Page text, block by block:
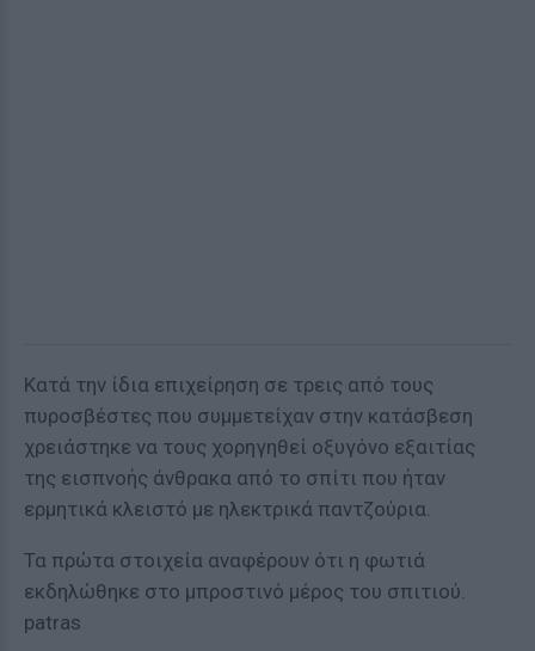
Κατά την ίδια επιχείρηση σε τρεις από τους
πυροσβέστες που συμμετείχαν στην κατάσβεση
χρειάστηκε να τους χορηγηθεί οξυγόνο εξαιτίας
της εισπνοής άνθρακα από το σπίτι που ήταν
ερμητικά κλειστό με ηλεκτρικά παντζούρια.
Τα πρώτα στοιχεία αναφέρουν ότι η φωτιά
εκδηλώθηκε στο μπροστινό μέρος του σπιτιού.
patras